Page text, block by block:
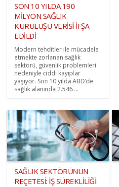
SON 10 YILDA 190
MİLYON SAĞLIK
KURULUŞU VERİSİ İFŞA
EDİLDİ
Modern tehditler ile mücadele
etmekte zorlanan sağlık
sektörü, güvenlik problemleri
nedeniyle ciddi kayıplar
yaşıyor. Son 10 yılda ABD’de
sağlık alanında 2.546 ...
SAĞLIK SEKTÖRÜNÜN
REÇETESİ: İŞ SÜREKLİLİĞİ